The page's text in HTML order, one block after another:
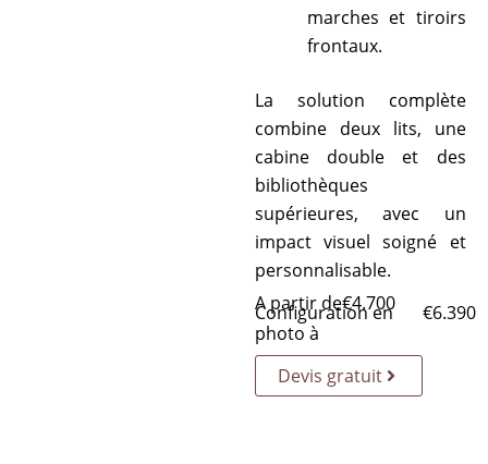
marches et tiroirs
frontaux.
La solution complète
combine deux lits, une
cabine double et des
bibliothèques
supérieures, avec un
impact visuel soigné et
personnalisable.
A partir de€4.700
Configuration en
photo à
€6.390
Devis gratuit